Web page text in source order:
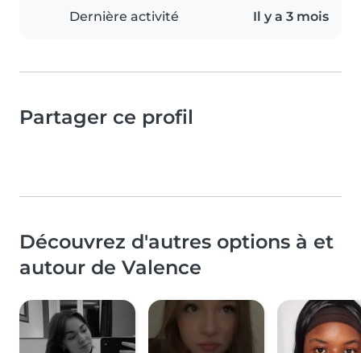
Dernière activité Il y a 3 mois
Partager ce profil
Découvrez d'autres options à et
autour de Valence